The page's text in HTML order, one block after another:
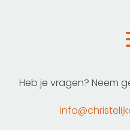
Heb je vragen? Neem